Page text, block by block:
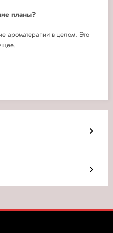
планы?
ароматерапии в целом. Это